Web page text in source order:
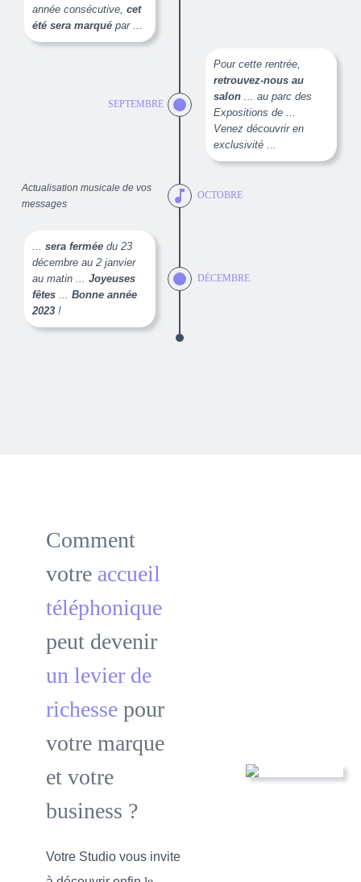
année consécutive,cet
été sera marqué par ...
SEPTEMBRE
Pour cette rentrée,
retrouvez-nous au
salon ... au parc des
Expositions de ...
Venez découvrir en
exclusivité ...
Actualisation musicale de vos
messages
music_note OCTOBRE
...sera fermée du 23
décembre au 2 janvier
au matin ...Joyeuses
fêtes ...Bonne année
2023 !
DÉCEMBRE
Comment
votre accueil
téléphonique
peut devenir
un levier de
richesse pour
votre marque
et votre
business ?
Votre Studio vous invite